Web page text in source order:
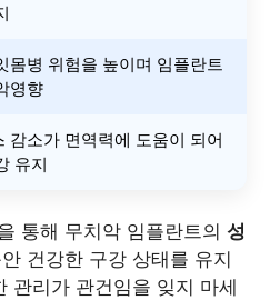
몸병 위험을 높이며 임플란트
영향
감소가 면역력에 도움이 되어
유지
통해 무치악 임플란트의 성
건강한 구강 상태를 유지
관리가 관건임을 잊지 마세